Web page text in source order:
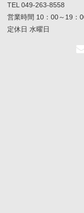
TEL 049-263-8558
営業時間 10：00～19：
定休日 水曜日